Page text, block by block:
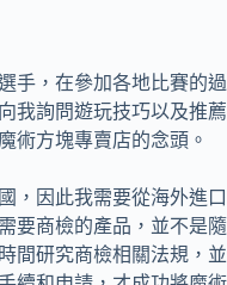
手，在參加各地比賽的過
我詢問遊玩技巧以及推薦
術方塊專賣店的念頭。
，因此我需要從海外進口
要商檢的產品，並不是隨
間研究商檢相關法規，並